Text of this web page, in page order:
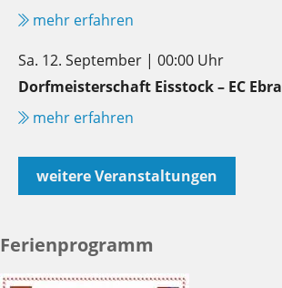
mehr erfahren
Sa. 12. September | 00:00 Uhr
Dorfmeisterschaft Eisstock – EC Ebra
mehr erfahren
weitere Veranstaltungen
Ferienprogramm